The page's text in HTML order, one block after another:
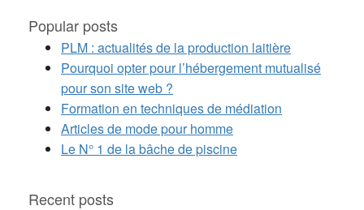
Popular posts
PLM : actualités de la production laitière
Pourquoi opter pour l’hébergement mutualisé
pour son site web ?
Formation en techniques de médiation
Articles de mode pour homme
Le N° 1 de la bâche de piscine
Recent posts